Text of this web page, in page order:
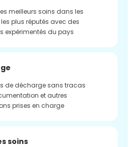
meilleurs soins dans les
plus réputés avec des
expérimentés du pays
de décharge sans tracas
et autres
prises en charge
soins